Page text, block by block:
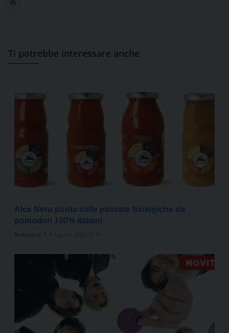
Ti potrebbe interessare anche
Alce Nero punta sulle passate biologiche da
pomodori 100% italiani